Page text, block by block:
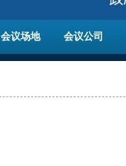
会议场地 会议公司